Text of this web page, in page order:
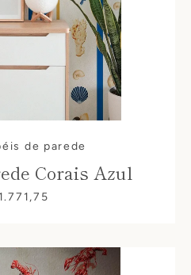
de parede
Corais Azul